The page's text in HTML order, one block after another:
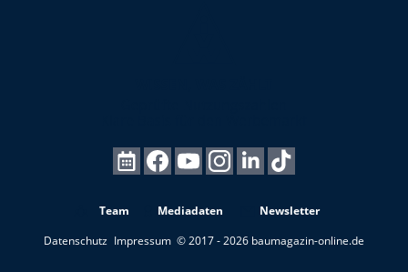
Team Mediadaten
Newsletter
Datenschutz Impressum © 2017 - 2026 baumagazin-online.de